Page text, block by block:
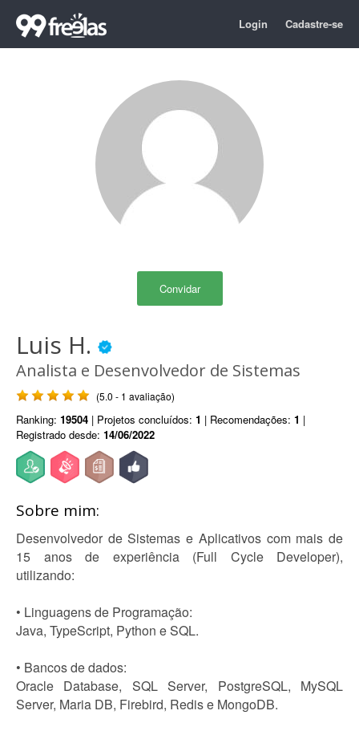
Login Cadastre-se
Convidar
Luis H.
Analista e Desenvolvedor de Sistemas
(5.0 - 1 avaliação)
Ranking: 19504 | Projetos concluídos: 1 | Recomendações: 1 |
Registrado desde: 14/06/2022
Sobre mim:
Desenvolvedor de Sistemas e Aplicativos com mais de
15 anos de experiência (Full Cycle Developer),
utilizando:
• Linguagens de Programação:
Java, TypeScript, Python e SQL.
• Bancos de dados:
Oracle Database, SQL Server, PostgreSQL, MySQL
Server, Maria DB, Firebird, Redis e MongoDB.